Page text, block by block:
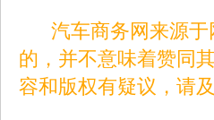
汽车商务网来源于
的，并不意味着赞同
容和版权有疑议，请